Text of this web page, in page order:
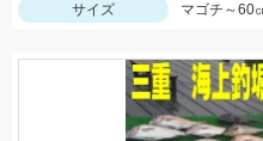
サイズ
マゴチ～60